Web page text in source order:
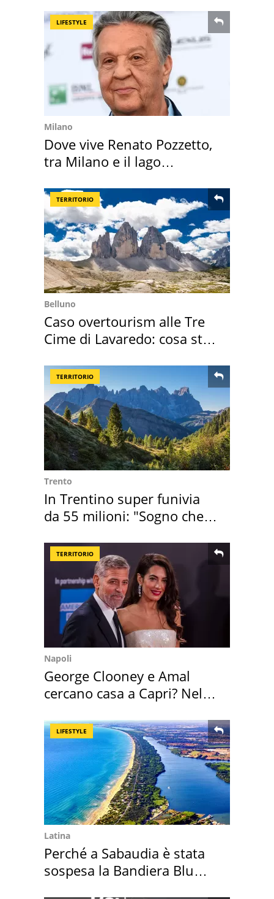
LIFESTYLE
Milano
Dove vive Renato Pozzetto,
tra Milano e il lago
TERRITORIO
Belluno
Caso overtourism alle Tre
Cime di Lavaredo: cosa sta
TERRITORIO
Trento
In Trentino super funivia
da 55 milioni: "Sogno che si
TERRITORIO
Napoli
George Clooney e Amal
cercano casa a Capri? Nel
LIFESTYLE
Latina
Perché a Sabaudia è stata
sospesa la Bandiera Blu